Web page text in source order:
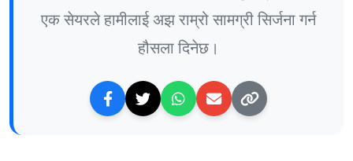
एक सेयरले हामीलाई अझ राम्रो सामग्री सिर्जना गर्न
हौसला दिनेछ।